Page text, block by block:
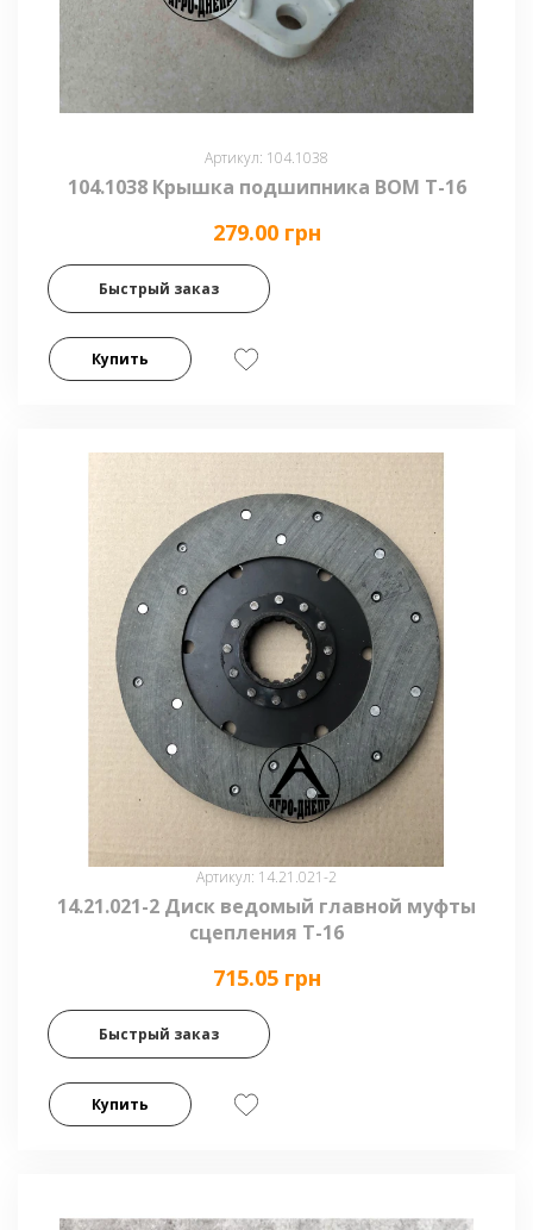
Артикул: 104.1038
104.1038 Крышка подшипника ВОМ Т-16
279.00 грн
Быстрый заказ
Купить
Артикул: 14.21.021-2
14.21.021-2 Диск ведомый главной муфты
сцепления Т-16
715.05 грн
Быстрый заказ
Купить